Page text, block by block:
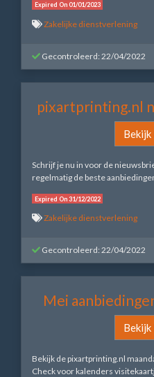
Expired On 01/01/2023
Zakelijke dienstverlening
Gecontroleerd: 22/04/2022
pixartprinting.nl
Bekijk
Schrijf je nu in voor de
regelmatig de beste
Expired On 31/12/2022
Zakelijke dienstverlening
Gecontroleerd: 22/04/2022
Mei
Bekijk
Bekijk de pixartprinting.nl
Check voor kalenders